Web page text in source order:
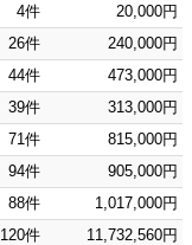
4件
20,000円
26件
240,000円
44件
473,000円
39件
313,000円
71件
815,000円
94件
905,000円
88件
1,017,000円
120件
11,732,560円